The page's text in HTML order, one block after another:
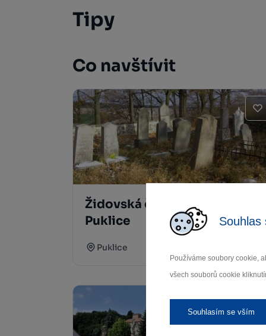
Souhlas
Používáme soubory cookie,
všech souborů cookie
Souhlasím se vším
Tipy
Co navštívit
Židovská čtvrť a hřbitov
Puklice
Puklice